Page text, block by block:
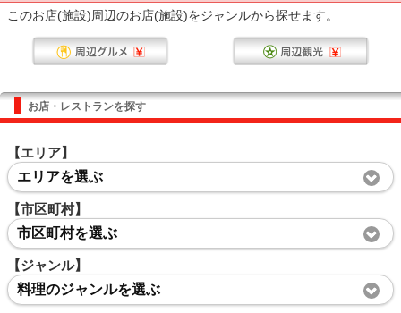
このお店(施設)周辺のお店(施設)をジャンルから探せます。
お店・レストランを探す
【エリア】
エリアを選ぶ
【市区町村】
市区町村を選ぶ
【ジャンル】
料理のジャンルを選ぶ